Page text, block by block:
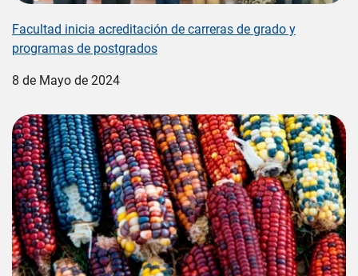
Facultad inicia acreditación de carreras de grado y
programas de postgrados
8 de Mayo de 2024
Image